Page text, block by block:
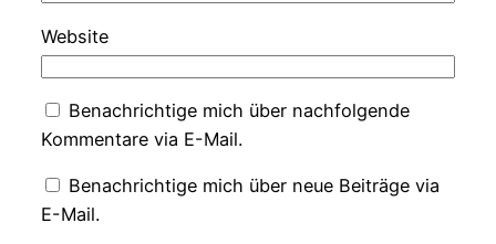
Website
Benachrichtige mich über nachfolgende
Kommentare via E-Mail.
Benachrichtige mich über neue Beiträge via
E-Mail.